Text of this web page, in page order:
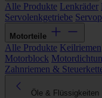
Alle Produkte Lenkräder
Servolenkgetriebe
Motorteile
Alle Produkte Keilriemen
Motorblock
Zahnriemen &
Öle & Flüssigkeiten